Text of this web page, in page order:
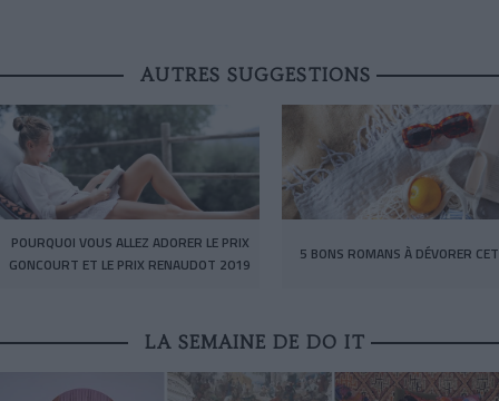
AUTRES SUGGESTIONS
POURQUOI VOUS ALLEZ ADORER LE PRIX
GONCOURT ET LE PRIX RENAUDOT 2019
5 BONS ROMANS À DÉVORER
LA SEMAINE DE DO IT